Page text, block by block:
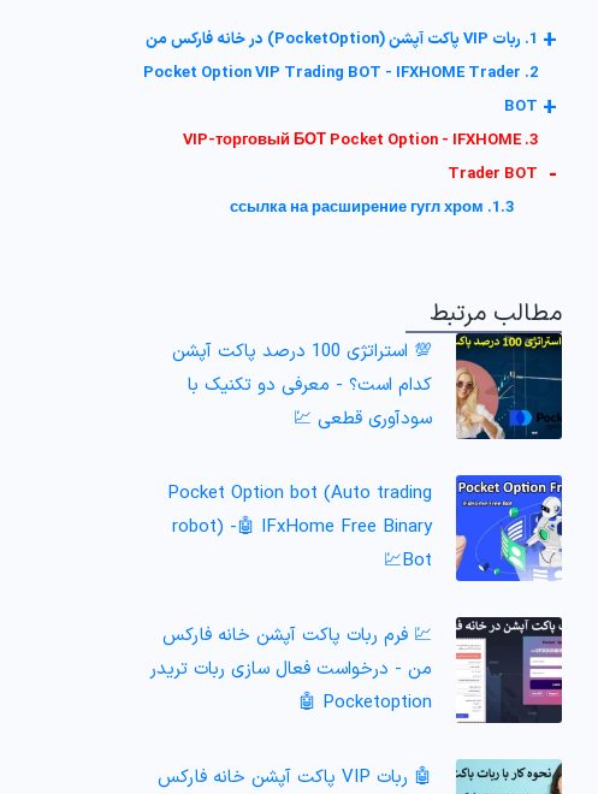
1. ربات VIP پاکت آپشن (PocketOption) در خانه فارکس من +
2. Pocket Option VIP Trading BOT - IFXHOME Trader
BOT +
3. VIP-торговый БОТ Pocket Option - IFXHOME
Trader BOT -
1.3. ссылка на расширение гугл хром
مطالب مرتبط
💯 استراتژی 100 درصد پاکت آپشن
کدام است؟ - معرفی دو تکنیک با
سودآوری قطعی 💹
Pocket Option bot (Auto trading
robot) -🤖 IFxHome Free Binary
Bot💹
💹 فرم ربات پاکت آپشن خانه فارکس
من - درخواست فعال سازی ربات تریدر
Pocketoption 🤖
🤖 ربات VIP پاکت آپشن خانه فارکس